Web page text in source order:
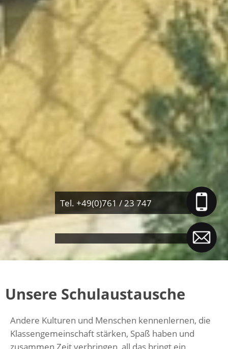
Tel. +49(0)761 / 23 747
Unsere Schulaustausche
Andere Kulturen und Menschen kennenlernen, die
Klassengemeinschaft stärken, Spaß haben und
zusammen Zeit verbringen, all das bringt ein